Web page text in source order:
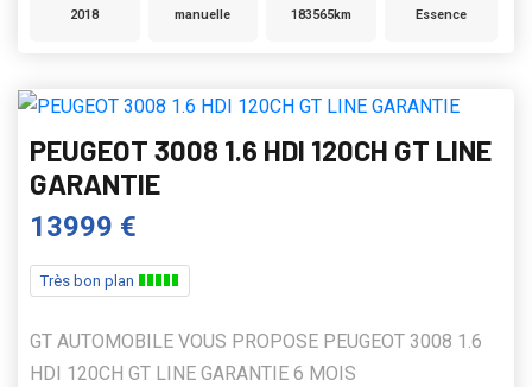
2018 manuelle 183565km Essence
PEUGEOT 3008 1.6 HDI 120CH GT LINE
GARANTIE
13999 €
Très bon plan
GT AUTOMOBILE VOUS PROPOSE PEUGEOT 3008 1.6
HDI 120CH GT LINE GARANTIE 6 MOIS